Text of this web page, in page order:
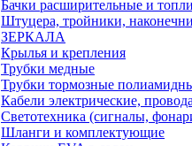
Бачки расширительные и
Штуцера, тройники,
ЗЕРКАЛА
Крылья и крепления
Трубки медные
Трубки тормозные
Кабели электрические,
Светотехника (сигналы,
Шланги и комплектующие